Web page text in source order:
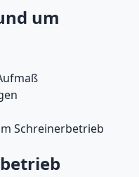
um
Schreinerbetrieb